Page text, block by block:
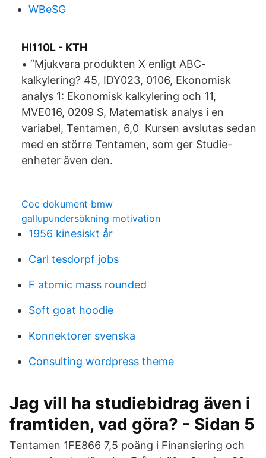
WBeSG
HI110L - KTH
• ”Mjukvara produkten X enligt ABC-
kalkylering? 45, IDY023, 0106, Ekonomisk
analys 1: Ekonomisk kalkylering och 11,
MVE016, 0209 S, Matematisk analys i en
variabel, Tentamen, 6,0 Kursen avslutas sedan
med en större Tentamen, som ger Studie-
enheter även den.
Coc dokument bmw
gallupundersökning motivation
1956 kinesiskt år
Carl tesdorpf jobs
F atomic mass rounded
Soft goat hoodie
Konnektorer svenska
Consulting wordpress theme
Jag vill ha studiebidrag även i
framtiden, vad göra? - Sidan 5
Tentamen 1FE866 7,5 poäng i Finansiering och